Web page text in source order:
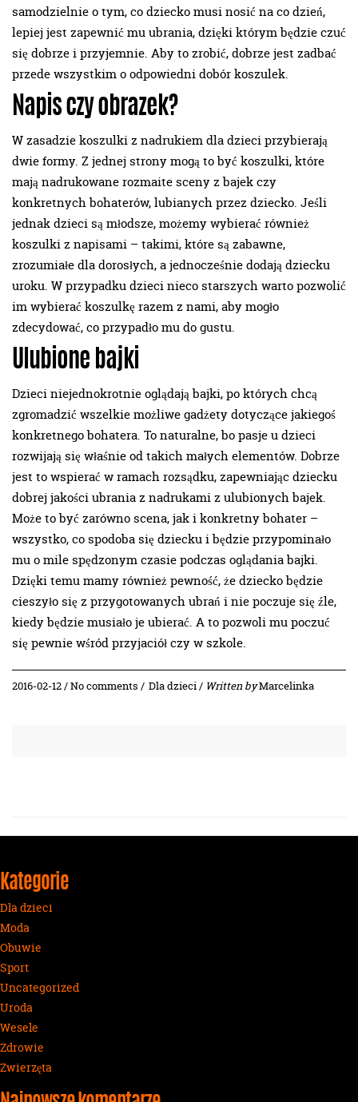
samodzielnie o tym, co dziecko musi nosić na co dzień,
lepiej jest zapewnić mu ubrania, dzięki którym będzie czuć
się dobrze i przyjemnie. Aby to zrobić, dobrze jest zadbać
przede wszystkim o odpowiedni dobór koszulek.
Napis czy obrazek?
W zasadzie koszulki z nadrukiem dla dzieci przybierają
dwie formy. Z jednej strony mogą to być koszulki, które
mają nadrukowane rozmaite sceny z bajek czy
konkretnych bohaterów, lubianych przez dziecko. Jeśli
jednak dzieci są młodsze, możemy wybierać również
koszulki z napisami – takimi, które są zabawne,
zrozumiałe dla dorosłych, a jednocześnie dodają dziecku
uroku. W przypadku dzieci nieco starszych warto pozwolić
im wybierać koszulkę razem z nami, aby mogło
zdecydować, co przypadło mu do gustu.
Ulubione bajki
Dzieci niejednokrotnie oglądają bajki, po których chcą
zgromadzić wszelkie możliwe gadżety dotyczące jakiegoś
konkretnego bohatera. To naturalne, bo pasje u dzieci
rozwijają się właśnie od takich małych elementów. Dobrze
jest to wspierać w ramach rozsądku, zapewniając dziecku
dobrej jakości ubrania z nadrukami z ulubionych bajek.
Może to być zarówno scena, jak i konkretny bohater –
wszystko, co spodoba się dziecku i będzie przypominało
mu o mile spędzonym czasie podczas oglądania bajki.
Dzięki temu mamy również pewność, że dziecko będzie
cieszyło się z przygotowanych ubrań i nie poczuje się źle,
kiedy będzie musiało je ubierać. A to pozwoli mu poczuć
się pewnie wśród przyjaciół czy w szkole.
2016-02-12 / No comments / Dla dzieci/ Written byMarcelinka
Kategorie
Dla dzieci
Moda
Obuwie
Sport
Uncategorized
Uroda
Wesele
Zdrowie
Zwierzęta